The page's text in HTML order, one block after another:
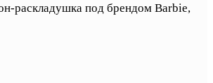
раскладушка под брендом Barbie,